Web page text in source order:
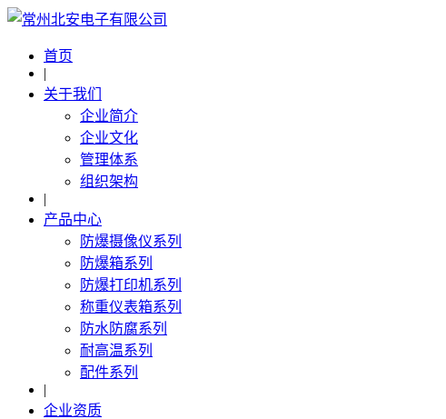
首页
|
关于我们
企业简介
企业文化
管理体系
组织架构
|
产品中心
防爆摄像仪系列
防爆箱系列
防爆打印机系列
称重仪表箱系列
防水防腐系列
耐高温系列
配件系列
|
企业资质